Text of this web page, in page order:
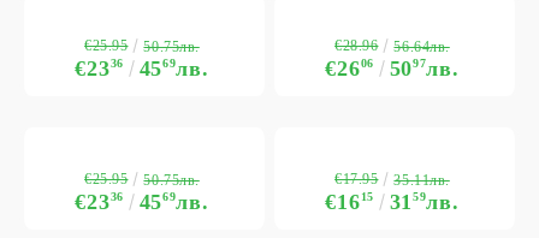
€2336 4569лв.
€25.95 50.75лв.
€2606 5097лв.
€28.96 56.64лв.
€2336 4569лв.
€25.95 50.75лв.
€1615 3159лв.
€17.95 35.11лв.